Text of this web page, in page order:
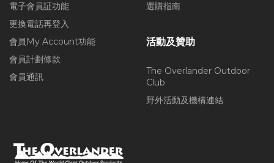
電子會員証功能
更換電話再登入
會員My Account功能
會員計劃條款
會員通訊
選購指南
活動及贊助
The Overlander Outdoor
Club
野外活動及機構連結